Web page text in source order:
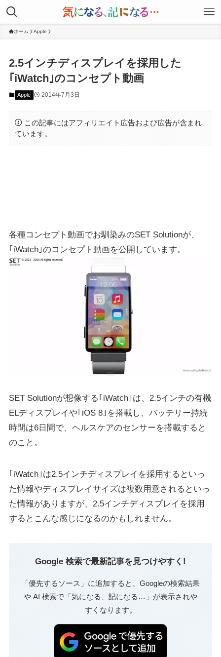
ホーム Apple
2.5インチディスプレイを採用した
｢iWatch｣のコンセプト動画
Apple 2014年7月3日
この記事にはアフィリエイト広告および広告が含まれ
ています。
各種コンセプト動画でお馴染みのSET Solutionが、
｢iWatch｣のコンセプト動画を公開しています。
SET Solutionが想像する｢iWatch｣は、2.5インチの有機
ELディスプレイや｢iOS 8｣を搭載し、バッテリー持続
時間は6日間で、ヘルスケアのセンサーを搭載すると
のこと。
｢iWatch｣は2.5インチディスプレイを採用するといっ
た情報やディスプレイサイズは複数用意されるといっ
た情報がありますが、2.5インチディスプレイを採用
するとこんな感じになるのかもしれません。
Google 検索で最新記事を見つけやすく!
「優先するソース」に追加すると、Googleの検索結果
や AI 検索で「気になる、記になる…」が表示されや
すくなります。